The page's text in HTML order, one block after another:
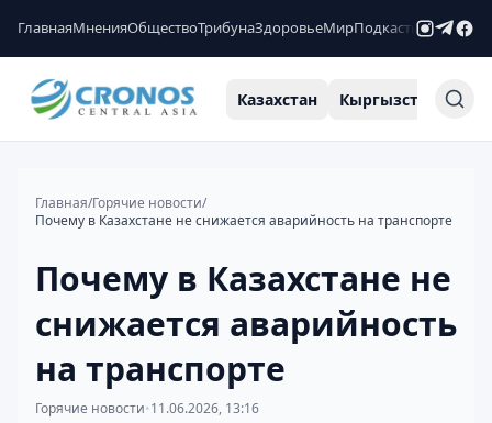
ГлавнаяМненияОбществоТрибунаЗдоровьеМирПодкастыРейтинги
Казахстан Кыргызстан
Главная/Горячие новости/
Почему в Казахстане не снижается аварийность на транспорте
Почему в Казахстане не
снижается аварийность
на транспорте
Горячие новости•11.06.2026, 13:16